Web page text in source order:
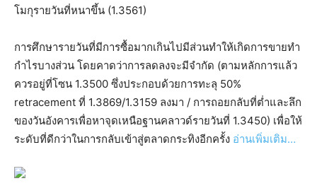
โมกุรายวันที่หนาขึ้น (1.3561)
การศึกษารายวันที่มีการซื้อมากเกินไปมีส่วนทำให้เกิดการขายทำ
กำไรบางส่วน โดยคาดว่าการลดลงจะมีจำกัด (ตามหลักการแล้ว
ควรอยู่ที่โซน 1.3500 ซึ่งประกอบด้วยการทะลุ 50%
retracement ที่ 1.3869/1.3159 ลงมา / การถอยกลับที่ต่ำและลึก
ของวันอังคารเพื่อหาจุดเหนือฐานคลาวด์รายวันที่ 1.3450) เพื่อให้
ระดับที่ดีกว่าในการกลับเข้าสู่ตลาดกระทิงอีกครั้ง อ่านเพิ่มเติม…